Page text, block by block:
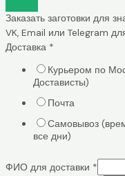
Заказать заготовки для
VK, Email или Telegram
Доставка *
Курьером по
Достависты)
Почта
Самовывоз
все дни)
ФИО для доставки *